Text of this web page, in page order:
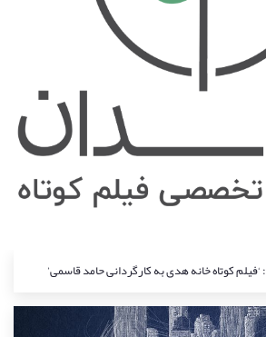
: ‘فیلم کوتاه خانه هدی به کارگردانی حامد قاسمی’